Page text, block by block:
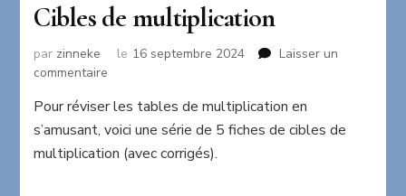
Cibles de multiplication
par zinneke le 16 septembre 2024
Laisser un
commentaire
de
multiplication
Pour réviser les tables de multiplication en
s’amusant, voici une série de 5 fiches de cibles de
multiplication (avec corrigés).